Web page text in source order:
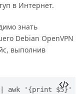
в Интернет.
знать
Debian OpenVPN
выполнив
awk '{print $5}'